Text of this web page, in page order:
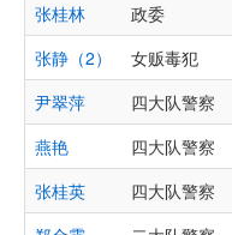
张桂林
政委
张静（2）
女贩毒犯
尹翠萍
四大队警察
燕艳
四大队警察
张桂英
四大队警察